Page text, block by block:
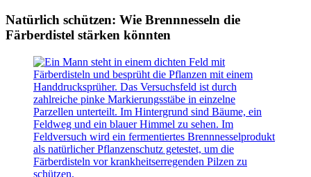
Natürlich schützen: Wie Brennnesseln die
Färberdistel stärken könnten